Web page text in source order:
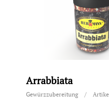
Arrabbiata
Gewürzzubereitung /